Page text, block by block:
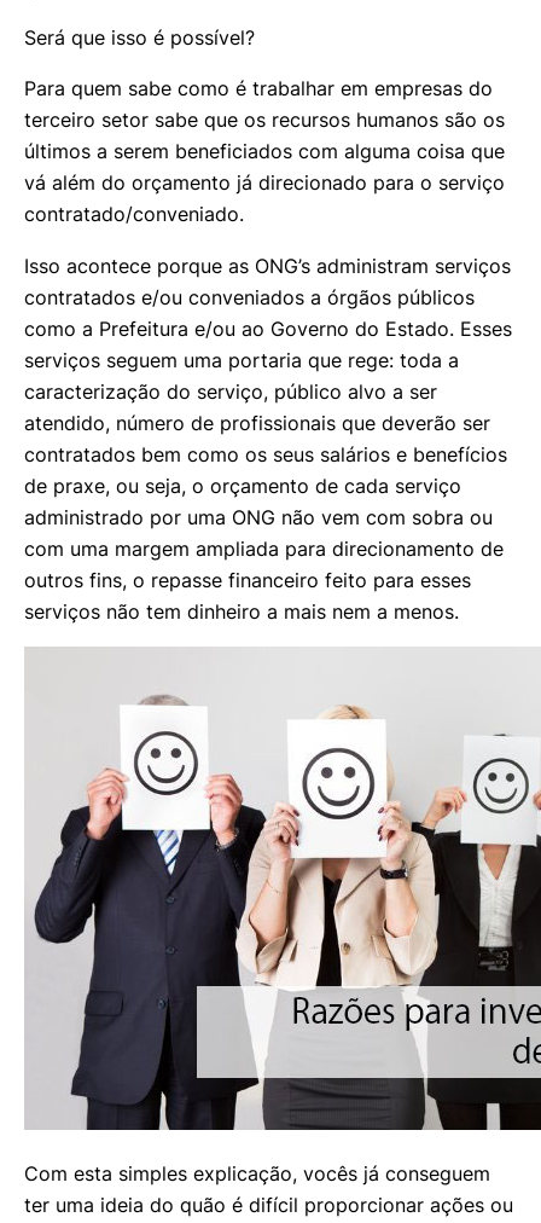
Será que isso é possível?
Para quem sabe como é trabalhar em empresas do
terceiro setor sabe que os recursos humanos são os
últimos a serem beneficiados com alguma coisa que
vá além do orçamento já direcionado para o serviço
contratado/conveniado.
Isso acontece porque as ONG’s administram serviços
contratados e/ou conveniados a órgãos públicos
como a Prefeitura e/ou ao Governo do Estado. Esses
serviços seguem uma portaria que rege: toda a
caracterização do serviço, público alvo a ser
atendido, número de profissionais que deverão ser
contratados bem como os seus salários e benefícios
de praxe, ou seja, o orçamento de cada serviço
administrado por uma ONG não vem com sobra ou
com uma margem ampliada para direcionamento de
outros fins, o repasse financeiro feito para esses
serviços não tem dinheiro a mais nem a menos.
Com esta simples explicação, vocês já conseguem
ter uma ideia do quão é difícil proporcionar ações ou